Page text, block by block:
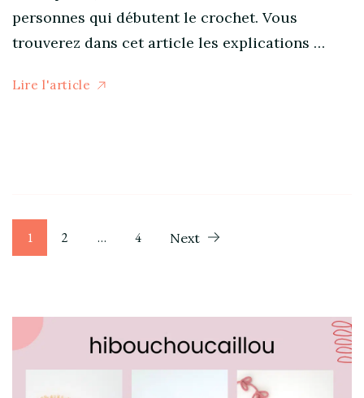
personnes qui débutent le crochet. Vous
trouverez dans cet article les explications …
Lire l'article
Pagination
publications
Page
1 Page
2 … Page
4 Next